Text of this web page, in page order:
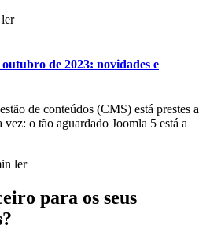
de 2023: novidades e
de conteúdos (CMS) está prestes a
o tão aguardado Joomla 5 está a
ler
para os seus